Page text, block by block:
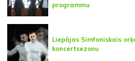
programmu
Liepājas Simfoniskais
koncertsezonu